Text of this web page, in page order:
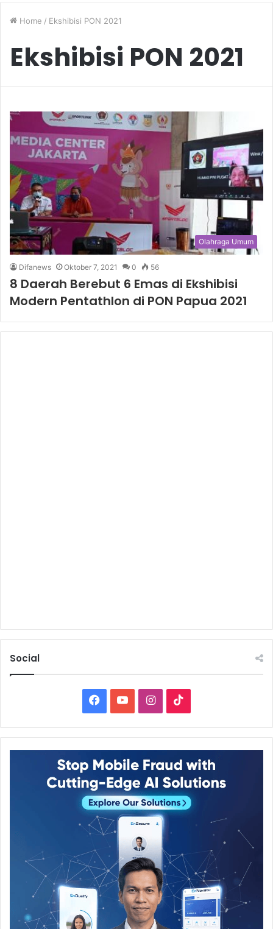
Home / Ekshibisi PON 2021
Ekshibisi PON 2021
Olahraga Umum
Difanews Oktober 7, 2021 0 56
8 Daerah Berebut 6 Emas di Ekshibisi
Modern Pentathlon di PON Papua 2021
Social
Facebook
YouTubeInstagram